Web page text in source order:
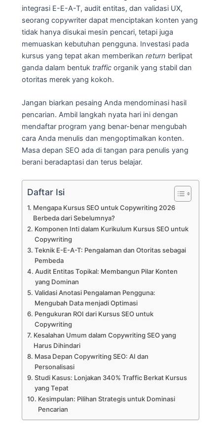
integrasi E-E-A-T, audit entitas, dan validasi UX,
seorang copywriter dapat menciptakan konten yang
tidak hanya disukai mesin pencari, tetapi juga
memuaskan kebutuhan pengguna. Investasi pada
kursus yang tepat akan memberikan return berlipat
ganda dalam bentuk traffic organik yang stabil dan
otoritas merek yang kokoh.
Jangan biarkan pesaing Anda mendominasi hasil
pencarian. Ambil langkah nyata hari ini dengan
mendaftar program yang benar-benar mengubah
cara Anda menulis dan mengoptimalkan konten.
Masa depan SEO ada di tangan para penulis yang
berani beradaptasi dan terus belajar.
Daftar Isi
Mengapa Kursus SEO untuk Copywriting 2026
Berbeda dari Sebelumnya?
Komponen Inti dalam Kurikulum Kursus SEO untuk
Copywriting
Teknik E-E-A-T: Pengalaman dan Otoritas sebagai
Pembeda
Audit Entitas Topikal: Membangun Pilar Konten
yang Dominan
Validasi Anotasi Pengalaman Pengguna:
Mengubah Data menjadi Optimasi
Pengukuran ROI dari Kursus SEO untuk
Copywriting
Kesalahan Umum dalam Copywriting SEO yang
Harus Dihindari
Masa Depan Copywriting SEO: AI dan
Personalisasi
Studi Kasus: Lonjakan 340% Traffic Berkat Kursus
yang Tepat
Kesimpulan: Pilihan Strategis untuk Dominasi
Pencarian